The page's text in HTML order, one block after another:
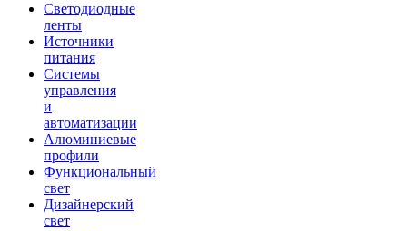
Светодиодные
ленты
Источники
питания
Системы
управления
и
автоматизации
Алюминиевые
профили
Функциональный
свет
Дизайнерский
свет